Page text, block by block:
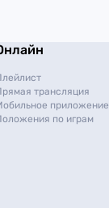
трансляция
приложение
по играм